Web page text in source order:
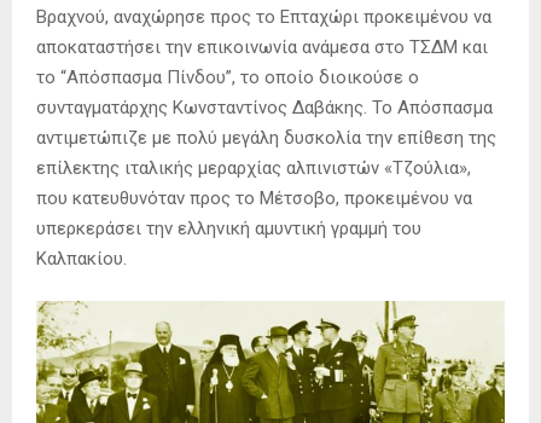
Βραχνού, αναχώρησε προς το Επταχώρι προκειμένου να
αποκαταστήσει την επικοινωνία ανάμεσα στο ΤΣΔΜ και
το “Απόσπασμα Πίνδου”, το οποίο διοικούσε ο
συνταγματάρχης Κωνσταντίνος Δαβάκης. Το Απόσπασμα
αντιμετώπιζε με πολύ μεγάλη δυσκολία την επίθεση της
επίλεκτης ιταλικής μεραρχίας αλπινιστών «Τζούλια»,
που κατευθυνόταν προς το Μέτσοβο, προκειμένου να
υπερκεράσει την ελληνική αμυντική γραμμή του
Καλπακίου.